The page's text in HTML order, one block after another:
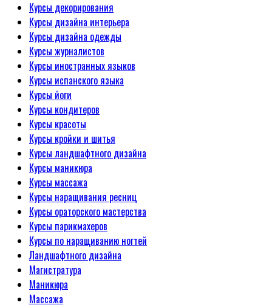
Курсы декорирования
Курсы дизайна интерьера
Курсы дизайна одежды
Курсы журналистов
Курсы иностранных языков
Курсы испанского языка
Курсы йоги
Курсы кондитеров
Курсы красоты
Курсы кройки и шитья
Курсы ландшафтного дизайна
Курсы маникюра
Курсы массажа
Курсы наращивания ресниц
Курсы ораторского мастерства
Курсы парикмахеров
Курсы по наращиванию ногтей
Ландшафтного дизайна
Магистратура
Маникюра
Массажа